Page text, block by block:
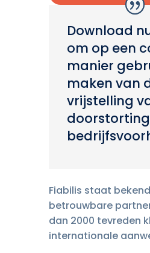
Download
om op een
manier
maken van
vrijstelling
Fiabilis staat
betrouwbare
dan 2000 tevreden
internationale